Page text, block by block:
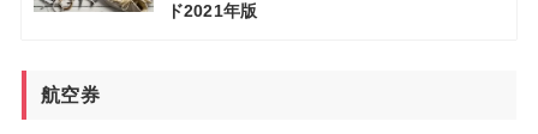
ド2021年版
航空券